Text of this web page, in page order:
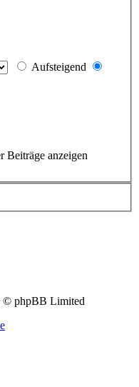
Aufsteigend
Beiträge anzeigen
© phpBB Limited